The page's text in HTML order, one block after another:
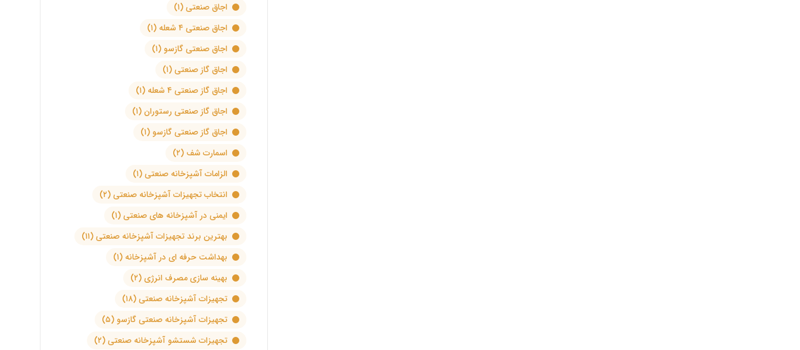
اجاق صنعتی(۱)
اجاق صنعتی ۴ شعله
(۱)
اجاق صنعتی گازسو (۱)
اجاق گاز صنعتی(۱)
اجاق گاز صنعتی ۴ شعله
(۱)
اجاق گاز صنعتی رستوران(۱)
اجاق گاز صنعتی گازسو (۱)
اسمارت شف (۲)
الزامات آشپزخانه صنعتی(۱)
انتخاب تجهیزات آشپزخانه صنعتی(۲)
ایمنی در آشپزخانه های صنعتی(۱)
بهترین برند تجهیزات آشپزخانه صنعتی(۱۱)
بهداشت حرفه ای در آشپزخانه (۱)
بهینه سازی مصرف انرژی(۲)
تجهیزات آشپزخانه صنعتی(۱۸)
تجهیزات آشپزخانه صنعتی گازسو (۵)
تجهیزات شستشو آشپزخانه صنعتی(۲)